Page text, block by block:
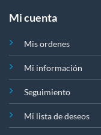
Mi cuenta
Mis ordenes
Mi información
Seguimiento
Mi lista de deseos